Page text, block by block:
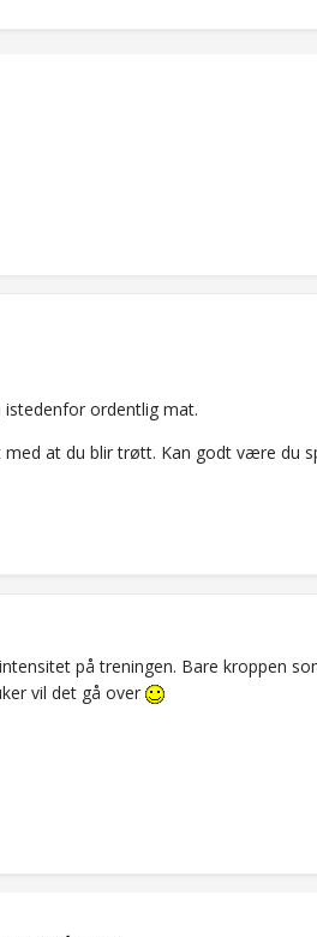
ordentlig mat.
at du blir trøtt. Kan godt være du
på treningen. Bare kroppen
vil det gå over